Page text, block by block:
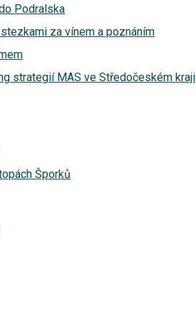
Podralska
za vínem a poznáním
strategií MAS ve Středočeském kraji
Šporků